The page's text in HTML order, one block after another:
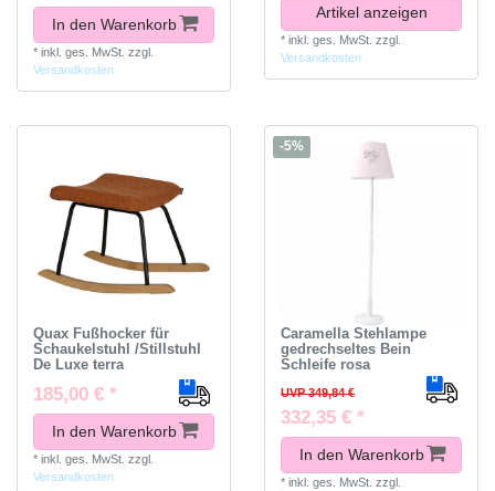
In den Warenkorb
* inkl. ges. MwSt. zzgl.
Versandkosten
Artikel anzeigen
* inkl. ges. MwSt. zzgl.
Versandkosten
Quax Fußhocker für
Schaukelstuhl /Stillstuhl
De Luxe terra
185,00 € *
In den Warenkorb
* inkl. ges. MwSt. zzgl.
Versandkosten
-5%
Caramella Stehlampe
gedrechseltes Bein
Schleife rosa
UVP 349,84 €
332,35 € *
In den Warenkorb
* inkl. ges. MwSt. zzgl.